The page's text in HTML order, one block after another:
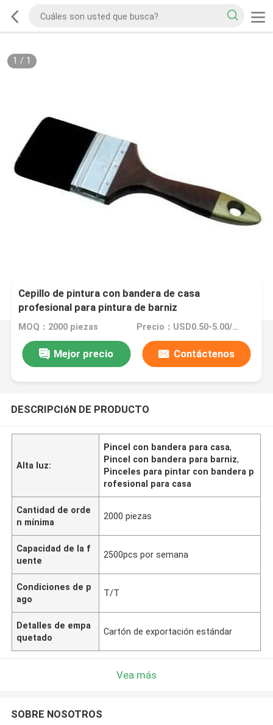
1 / 1
Cepillo de pintura con bandera de casa
profesional para pintura de barniz
MOQ：2000 piezas Precio：USD0.50-5.00/Pc
Mejor precio Contáctenos
DESCRIPCIóN DE PRODUCTO
Alta luz:
Pincel con bandera para casa,
Pincel con bandera para barniz,
Pinceles para pintar con bandera p
rofesional para casa
Cantidad de orde
n mínima
2000 piezas
Capacidad de la f
uente
2500pcs por semana
Condiciones de p
ago
T/T
Detalles de empa
quetado
Cartón de exportación estándar
Vea más
SOBRE NOSOTROS